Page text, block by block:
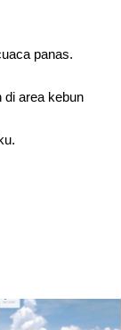
panas.
di area kebun